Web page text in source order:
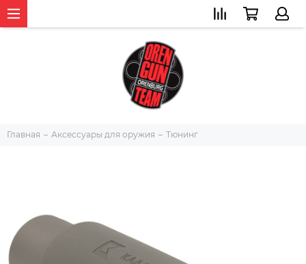
Главная Аксессуары для оружия Тюнинг